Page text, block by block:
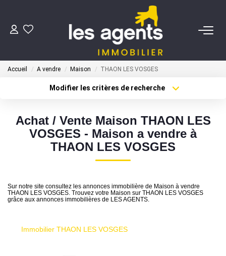
ACHETER
CONTACT
Accueil A vendre Maison THAON LES VOSGES
Modifier les critères de recherche
Type de bien
Budget max Plus de critères
Achat / Vente Maison THAON LES
VOSGES - Maison a vendre à
THAON LES VOSGES
Sur notre site consultez les annonces immobilière de Maison à vendre
THAON LES VOSGES. Trouvez votre Maison sur THAON LES VOSGES
grâce aux annonces immobilières de LES AGENTS.
Immobilier THAON LES VOSGES